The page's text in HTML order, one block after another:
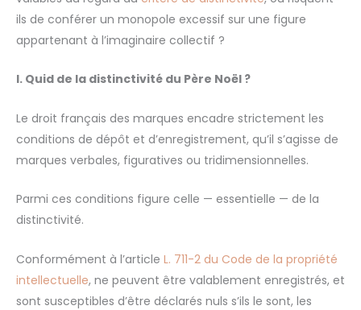
ils de conférer un monopole excessif sur une figure
appartenant à l’imaginaire collectif ?
I. Quid de la distinctivité du Père Noël ?
Le droit français des marques encadre strictement les
conditions de dépôt et d’enregistrement, qu’il s’agisse de
marques verbales, figuratives ou tridimensionnelles.
Parmi ces conditions figure celle — essentielle — de la
distinctivité.
Conformément à l’article L. 711-2 du Code de la propriété
intellectuelle, ne peuvent être valablement enregistrés, et
sont susceptibles d’être déclarés nuls s’ils le sont, les